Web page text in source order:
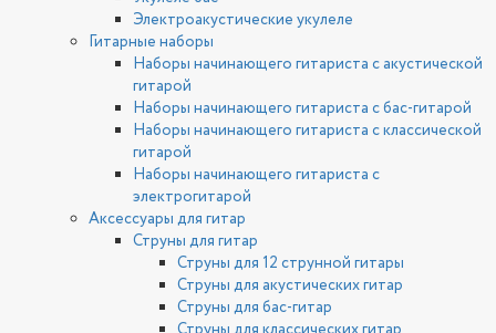
Электроакустические укулеле
Гитарные наборы
Наборы начинающего гитариста с акустической
гитарой
Наборы начинающего гитариста с бас-гитарой
Наборы начинающего гитариста с классической
гитарой
Наборы начинающего гитариста с
электрогитарой
Аксессуары для гитар
Струны для гитар
Струны для 12 струнной гитары
Струны для акустических гитар
Струны для бас-гитар